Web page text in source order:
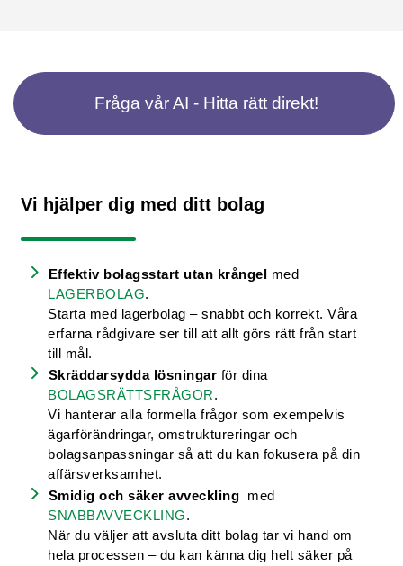
Fråga vår AI - Hitta rätt direkt!
Vi hjälper dig med ditt bolag
Effektiv bolagsstart utan krångel med
LAGERBOLAG.
Starta med lagerbolag – snabbt och korrekt. Våra
erfarna rådgivare ser till att allt görs rätt från start
till mål.
Skräddarsydda lösningar för dina
BOLAGSRÄTTSFRÅGOR.
Vi hanterar alla formella frågor som exempelvis
ägarförändringar, omstruktureringar och
bolagsanpassningar så att du kan fokusera på din
affärsverksamhet.
Smidig och säker avveckling med
SNABBAVVECKLING.
När du väljer att avsluta ditt bolag tar vi hand om
hela processen – du kan känna dig helt säker på